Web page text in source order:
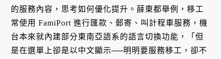
的服務內容，思考如何優化提升。薛東都舉例，移工
常使用 FamiPort 進行匯款、郵寄、叫計程車服務，機
台本來就內建部分東南亞語系的語言切換功能，「但
是在選單上卻是以中文顯示──明明要服務移工，卻不